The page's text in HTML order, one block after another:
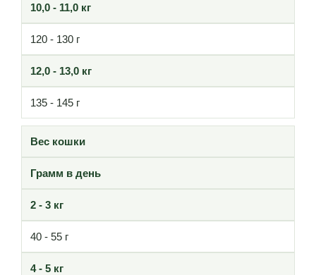
10,0 - 11,0 кг
120 - 130 г
12,0 - 13,0 кг
135 - 145 г
Вес кошки
Грамм в день
2 - 3 кг
40 - 55 г
4 - 5 кг